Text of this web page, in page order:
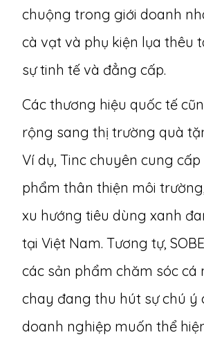
chuộng trong giới doanh
cà vạt và phụ kiện lụa thêu
sự tinh tế và đẳng cấp.
Các thương hiệu quốc tế
rộng sang thị trường quà
Ví dụ, Tinc chuyên cung cấp
phẩm thân thiện môi
xu hướng tiêu dùng xanh
tại Việt Nam. Tương tự,
các sản phẩm chăm sóc cá
chay đang thu hút sự chú ý
doanh nghiệp muốn thể